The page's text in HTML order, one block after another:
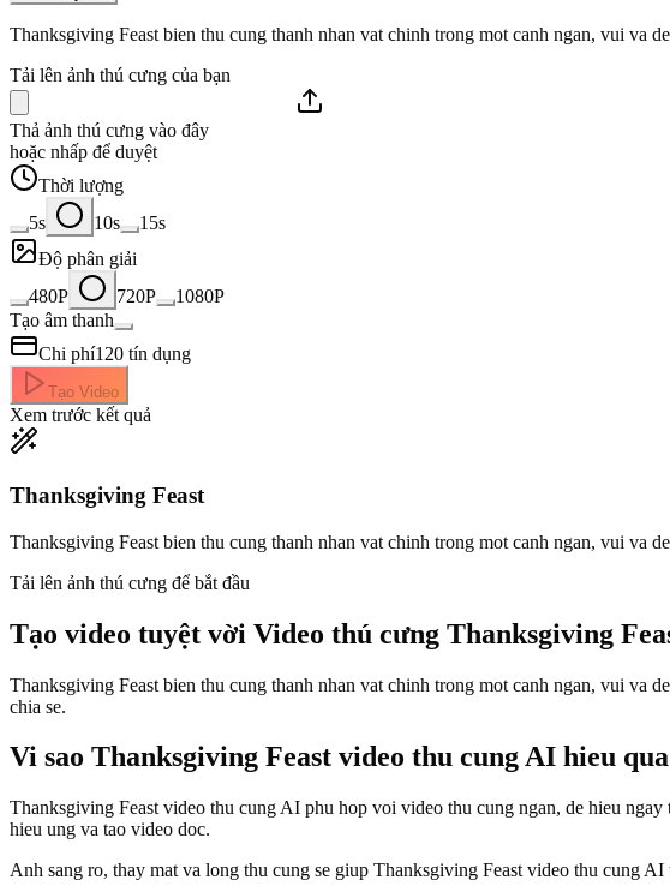
Thanksgiving Feast bien thu cung thanh nhan vat chinh trong mot canh ngan, vui va
Tải lên ảnh thú cưng của bạn
Thả ảnh thú cưng vào đây
hoặc nhấp để duyệt
Thời lượng
5s
10s
15s
Độ phân giải
480P
720P
1080P
Tạo âm thanh
Chi phí120 tín dụng
Tạo Video
Xem trước kết quả
Thanksgiving Feast
Thanksgiving Feast bien thu cung thanh nhan vat chinh trong mot canh ngan, vui va
Tải lên ảnh thú cưng để bắt đầu
Tạo video tuyệt vời Video thú cưng Thanksgiving
Thanksgiving Feast bien thu cung thanh nhan vat chinh trong mot canh ngan, vui va
chia se.
Vi sao Thanksgiving Feast video thu cung AI hieu qua
Thanksgiving Feast video thu cung AI phu hop voi video thu cung ngan, de hieu
hieu ung va tao video doc.
Anh sang ro, thay mat va long thu cung se giup Thanksgiving Feast video thu cung